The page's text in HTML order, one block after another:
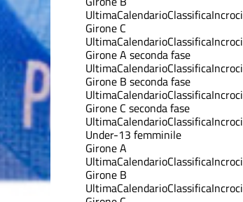
UltimaCalendarioClassificaIncroci
Girone C
UltimaCalendarioClassificaIncroci
Girone A seconda fase
UltimaCalendarioClassificaIncroci
Girone B seconda fase
UltimaCalendarioClassificaIncroci
Girone C seconda fase
UltimaCalendarioClassificaIncroci
Under-13 femminile
Girone A
UltimaCalendarioClassificaIncroci
Girone B
UltimaCalendarioClassificaIncroci